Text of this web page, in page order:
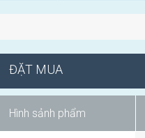
ĐẶT MUA
Hình sảnh phẩm